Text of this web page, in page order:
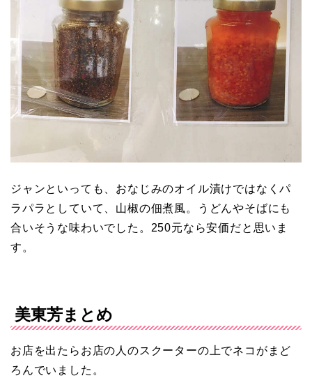
ジャンといっても、おなじみのオイル漬けではなくパ
ラパラとしていて、山椒の佃煮風。うどんやそばにも
合いそうな味わいでした。250元なら安価だと思いま
す。
美東芳まとめ
お店を出たらお店の人のスクーターの上でネコがまど
ろんでいました。